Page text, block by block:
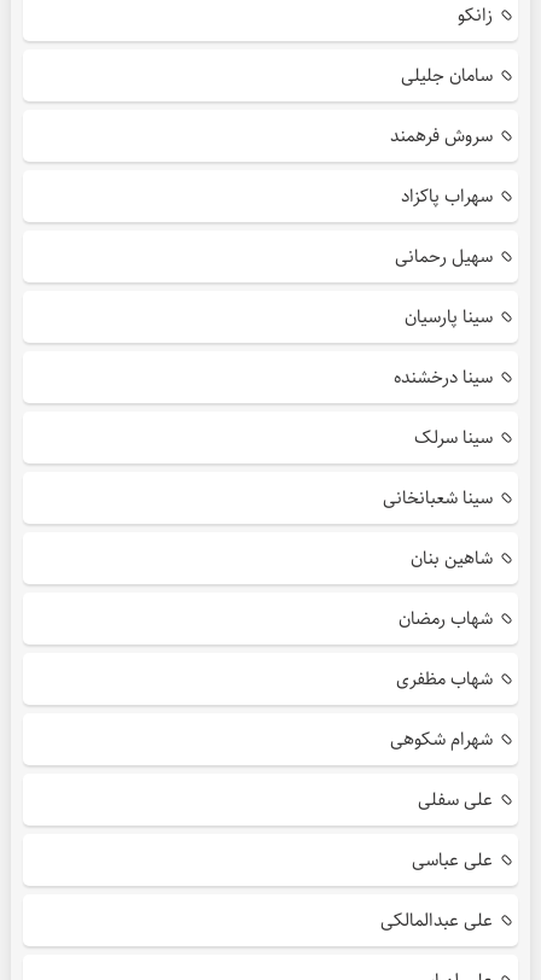
زانکو
سامان جلیلی
سروش فرهمند
سهراب پاکزاد
سهیل رحمانی
سینا پارسیان
سینا درخشنده
سینا سرلک
سینا شعبانخانی
شاهین بنان
شهاب رمضان
شهاب مظفری
شهرام شکوهی
علی سفلی
علی عباسی
علی عبدالمالکی